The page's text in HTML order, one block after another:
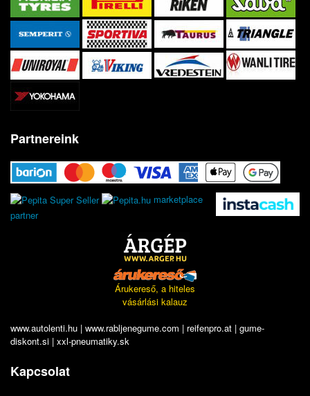
Partnereink
marketplace
partner
Árukereső, a hiteles
vásárlási kalauz
www.autolenti.hu | www.rabljenegume.com | reifenpro.at | gume-
diskont.si | xxl-pneumatiky.sk
Kapcsolat